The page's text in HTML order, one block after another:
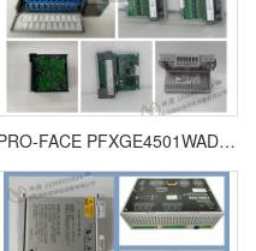
PRO-FACE PFXGE4501WAD欧美进口 质保一年